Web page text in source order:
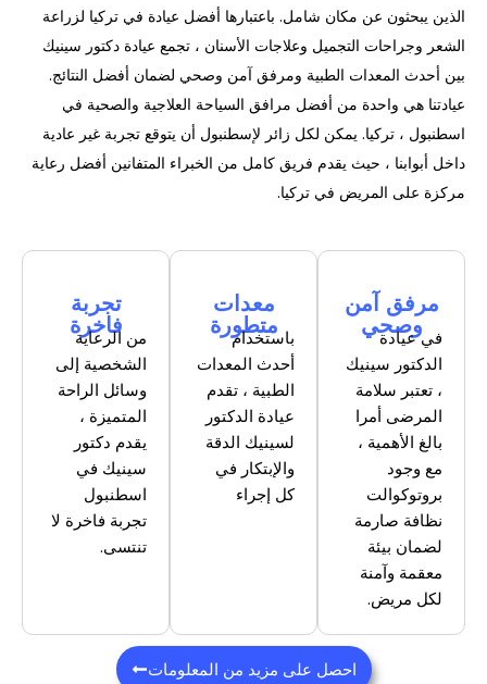
الذين يبحثون عن مكان شامل. باعتبارها أفضل عيادة في تركيا لزراعة
الشعر وجراحات التجميل وعلاجات الأسنان ، تجمع عيادة دكتور سينيك
بين أحدث المعدات الطبية ومرفق آمن وصحي لضمان أفضل النتائج.
عيادتنا هي واحدة من أفضل مرافق السياحة العلاجية والصحية في
اسطنبول ، تركيا. يمكن لكل زائر لإسطنبول أن يتوقع تجربة غير عادية
داخل أبوابنا ، حيث يقدم فريق كامل من الخبراء المتفانين أفضل رعاية
مركزة على المريض في تركيا.
مرفق آمن
وصحي
في عيادة
الدكتور سينيك
، تعتبر سلامة
المرضى أمرا
بالغ الأهمية ،
مع وجود
بروتوكوالت
نظافة صارمة
لضمان بيئة
معقمة وآمنة
لكل مريض.
معدات
متطورة
باستخدام
أحدث المعدات
الطبية ، تقدم
عيادة الدكتور
لسينيك الدقة
والإبتكار في
كل إجراء
تجربة
فاخرة
من الرعاية
الشخصية إلى
وسائل الراحة
المتميزة ،
يقدم دكتور
سينيك في
اسطنبول
تجربة فاخرة لا
تنتسى.
احصل على مزيد من المعلومات